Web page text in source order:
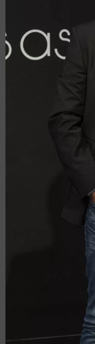
irene villa
Últimas noticias